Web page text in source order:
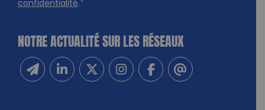
confidentialité.*
NOTRE ACTUALITÉ SUR LES RÉSEAUX